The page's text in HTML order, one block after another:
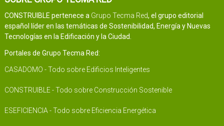
CONSTRUIBLE pertenece a Grupo Tecma Red, el grupo editorial
español líder en las temáticas de Sostenibilidad, Energía y Nuevas
Tecnologías en la Edificación y la Ciudad.
Portales de Grupo Tecma Red:
CASADOMO - Todo sobre Edificios Inteligentes
CONSTRUIBLE - Todo sobre Construcción Sostenible
ESEFICIENCIA - Todo sobre Eficiencia Energética